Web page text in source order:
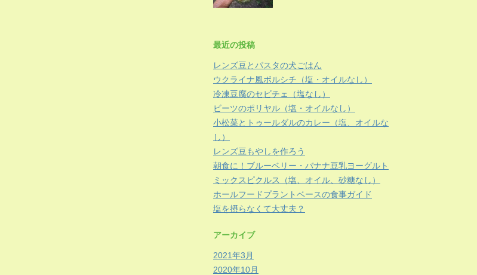
最近の投稿
レンズ豆とパスタの犬ごはん
ウクライナ風ボルシチ（塩・オイルなし）
冷凍豆腐のセビチェ（塩なし）
ビーツのポリヤル（塩・オイルなし）
小松菜とトゥールダルのカレー（塩、オイルな
し）
レンズ豆もやしを作ろう
朝食に！ブルーベリー・バナナ豆乳ヨーグルト
ミックスピクルス（塩、オイル、砂糖なし）
ホールフードプラントベースの食事ガイド
塩を摂らなくて大丈夫？
アーカイブ
2021年3月
2020年10月